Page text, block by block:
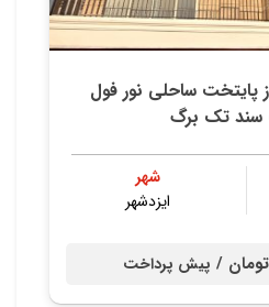
پایتخت ساحلی نور فول
سند تک برگ
شهر
ایزدشهر
پیش پرداخت